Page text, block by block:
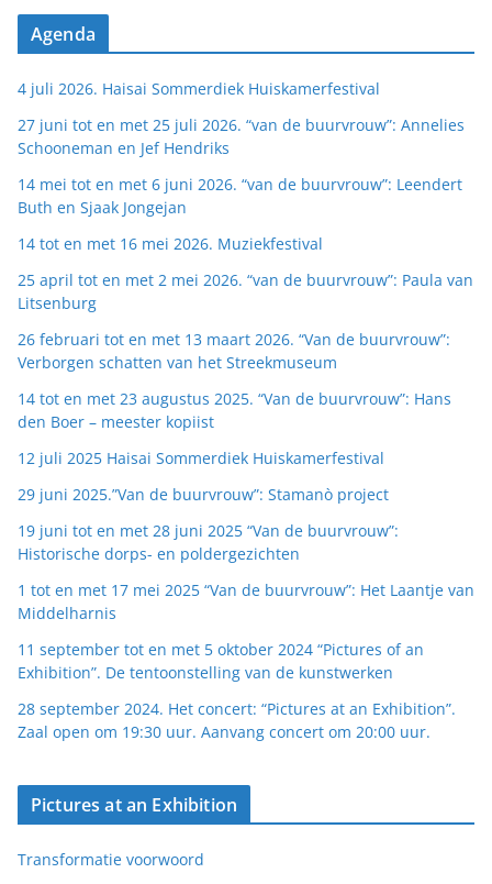
Agenda
4 juli 2026. Haisai Sommerdiek Huiskamerfestival
27 juni tot en met 25 juli 2026. “van de buurvrouw”: Annelies
Schooneman en Jef Hendriks
14 mei tot en met 6 juni 2026. “van de buurvrouw”: Leendert
Buth en Sjaak Jongejan
14 tot en met 16 mei 2026. Muziekfestival
25 april tot en met 2 mei 2026. “van de buurvrouw”: Paula van
Litsenburg
26 februari tot en met 13 maart 2026. “Van de buurvrouw”:
Verborgen schatten van het Streekmuseum
14 tot en met 23 augustus 2025. “Van de buurvrouw”: Hans
den Boer – meester kopiist
12 juli 2025 Haisai Sommerdiek Huiskamerfestival
29 juni 2025.”Van de buurvrouw”: Stamanò project
19 juni tot en met 28 juni 2025 “Van de buurvrouw”:
Historische dorps- en poldergezichten
1 tot en met 17 mei 2025 “Van de buurvrouw”: Het Laantje van
Middelharnis
11 september tot en met 5 oktober 2024 “Pictures of an
Exhibition”. De tentoonstelling van de kunstwerken
28 september 2024. Het concert: “Pictures at an Exhibition”.
Zaal open om 19:30 uur. Aanvang concert om 20:00 uur.
Pictures at an Exhibition
Transformatie voorwoord